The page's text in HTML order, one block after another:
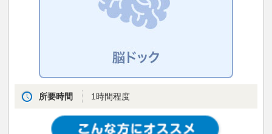
所要時間 1時間程度